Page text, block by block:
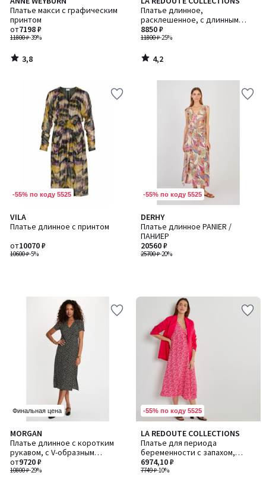
Платье макси с графическим
принтом
11800 ₽-39%
от7198 ₽
/ 5
3,8
/
Платье длинное,
расклешенное, с длинным
рукавом
11800 ₽-25%
8850 ₽
/ 5
4,2
/
-55% по коду 5525
VILA
Платье длинное с принтом
10600 ₽-5%
от10070 ₽
-55% по коду 5525
DERHY
Платье длинное PANIER /
ПАНИЕР
25700 ₽-20%
20560 ₽
Финальная цена
MORGAN
Платье длинное с коротким
рукавом, с V-образным
вырезом
10800 ₽-29%
от9720 ₽
3
/
5
-55% по коду 5525
LA REDOUTE COLLECTIONS
Платье для периода
беременности с запахом,
графический принт
7749 ₽-10%
6974,10 ₽